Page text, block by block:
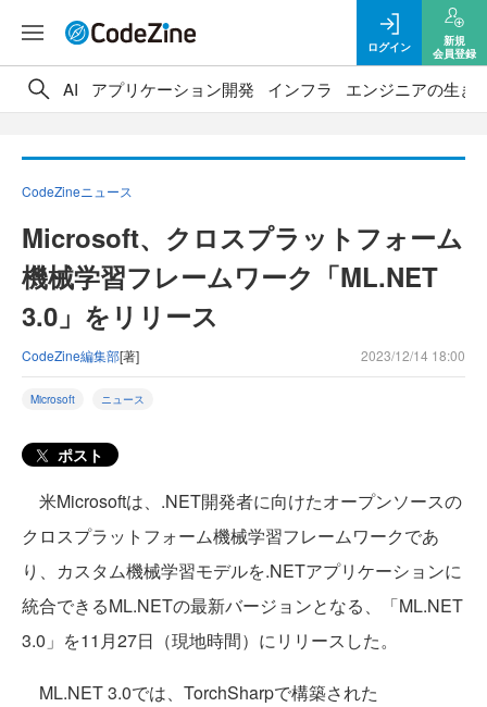
ログイン
新規
会員登録
AI アプリケーション開発 インフラ エンジニアの生き
CodeZineニュース
Microsoft、クロスプラットフォーム
機械学習フレームワーク「ML.NET
3.0」をリリース
CodeZine編集部[著] 2023/12/14 18:00
Microsoft ニュース
ポスト
米Microsoftは、.NET開発者に向けたオープンソースの
クロスプラットフォーム機械学習フレームワークであ
り、カスタム機械学習モデルを.NETアプリケーションに
統合できるML.NETの最新バージョンとなる、「ML.NET
3.0」を11月27日（現地時間）にリリースした。
ML.NET 3.0では、TorchSharpで構築された